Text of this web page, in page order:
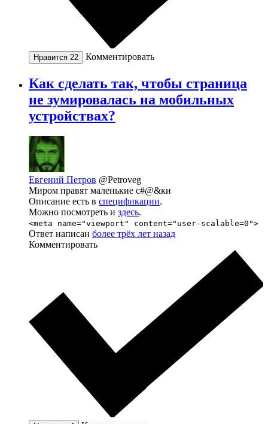
Нравится 22 Комментировать
Как сделать так, чтобы страница
не зумировалась на мобильных
устройствах?
Евгений Петров @Petroveg
Миром правят маленькие с#@&ки
Описание есть в спецификации.
Можно посмотреть и здесь.
<meta name="viewport" content="user-scalable=0">
Ответ написан более трёх лет назад
Комментировать